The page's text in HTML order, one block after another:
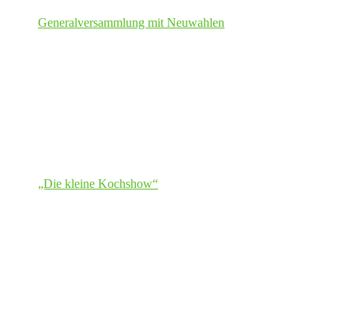
Generalversammlung mit Neuwahlen
„Die kleine Kochshow“